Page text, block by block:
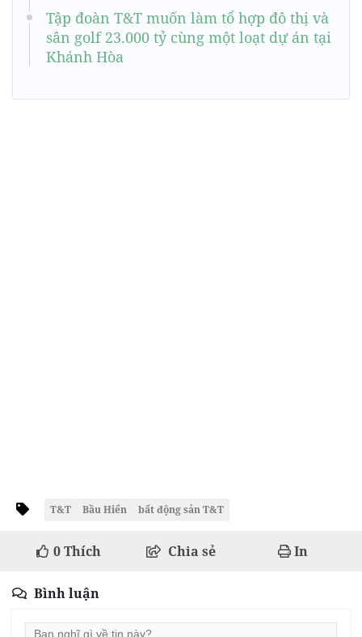
Tập đoàn T&T muốn làm tổ hợp đô thị và
sân golf 23.000 tỷ cùng một loạt dự án tại
Khánh Hòa
T&T Bầu Hiển bất động sản T&T
0Thích Chia sẻ In
Bình luận